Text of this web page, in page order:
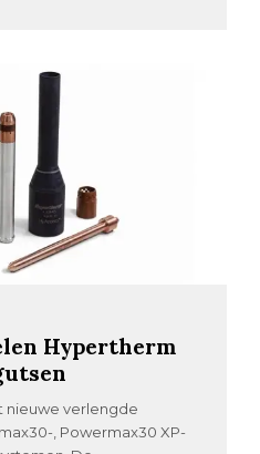
Hypertherm
nieuwe verlengde
, Powermax30 XP-